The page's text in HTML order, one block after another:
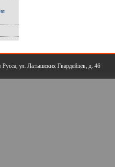
ул. Латышских Гвардейцев, д. 46